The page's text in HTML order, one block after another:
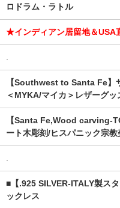
ロドラム・ラトル
★インディアン居留地＆USA
.
【Southwest to Santa Fe】
＜MYKA/マイカ＞レザーグッ
【Santa Fe,Wood carving-
ート木彫刻/ヒスパニック宗教
.
■【.925 SILVER-ITALY製ス
ックレス